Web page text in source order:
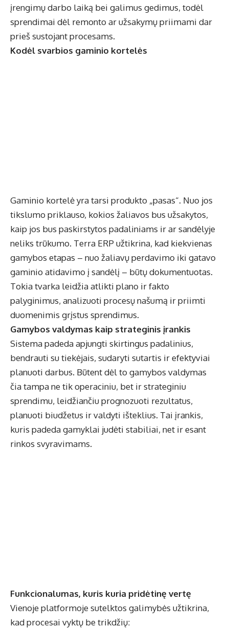
įrengimų darbo laiką bei galimus gedimus, todėl
sprendimai dėl remonto ar užsakymų priimami dar
prieš sustojant procesams.
Kodėl svarbios gaminio kortelės
Gaminio kortelė yra tarsi produkto „pasas“. Nuo jos
tikslumo priklauso, kokios žaliavos bus užsakytos,
kaip jos bus paskirstytos padaliniams ir ar sandėlyje
neliks trūkumo. Terra ERP užtikrina, kad kiekvienas
gamybos etapas – nuo žaliavų perdavimo iki gatavo
gaminio atidavimo į sandėlį – būtų dokumentuotas.
Tokia tvarka leidžia atlikti plano ir fakto
palyginimus, analizuoti procesų našumą ir priimti
duomenimis grįstus sprendimus.
Gamybos valdymas kaip strateginis įrankis
Sistema padeda apjungti skirtingus padalinius,
bendrauti su tiekėjais, sudaryti sutartis ir efektyviai
planuoti darbus. Būtent dėl to gamybos valdymas
čia tampa ne tik operaciniu, bet ir strateginiu
sprendimu, leidžiančiu prognozuoti rezultatus,
planuoti biudžetus ir valdyti išteklius. Tai įrankis,
kuris padeda gamyklai judėti stabiliai, net ir esant
rinkos svyravimams.
Funkcionalumas, kuris kuria pridėtinę vertę
Vienoje platformoje sutelktos galimybės užtikrina,
kad procesai vyktų be trikdžių: